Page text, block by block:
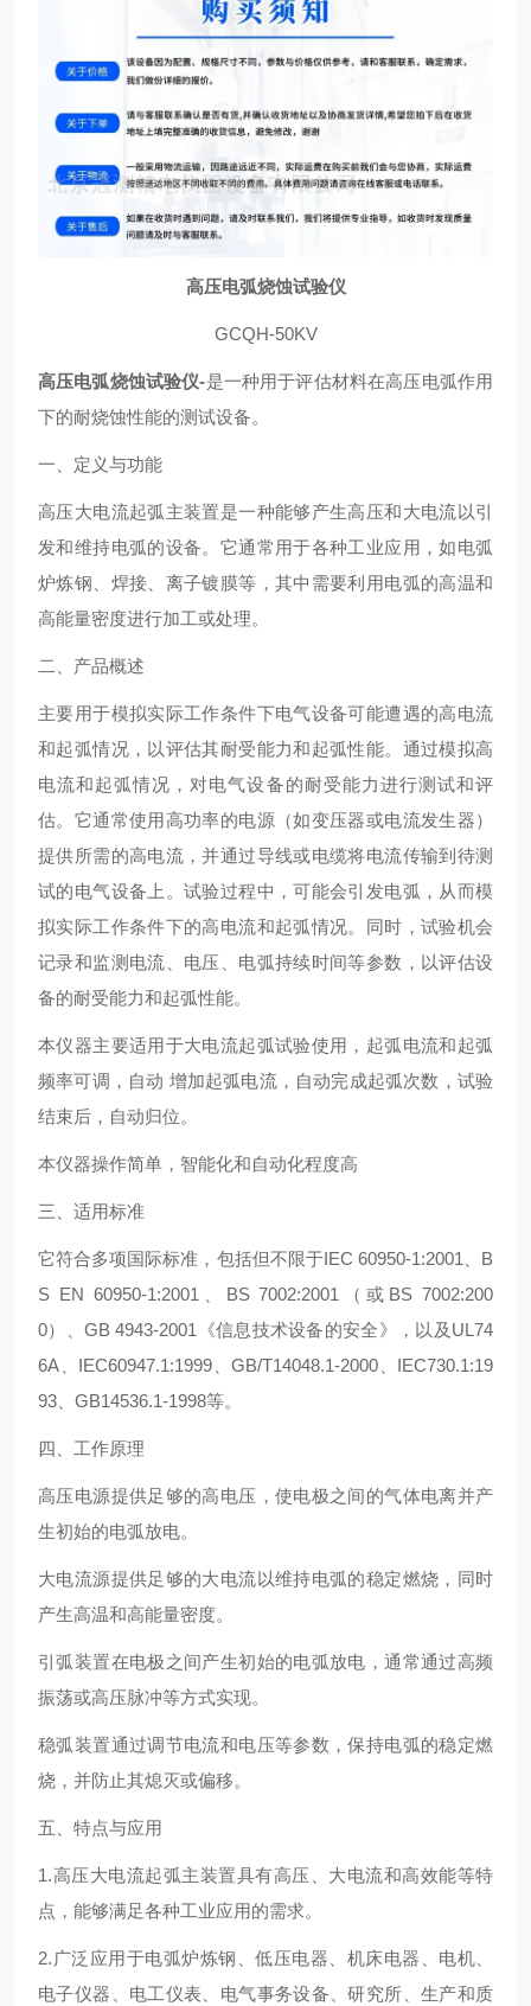
高压电弧烧蚀试验仪
GCQH-50KV
高压电弧烧蚀试验仪-是一种用于评估材料在高压电弧作用
下的耐烧蚀性能的测试设备。
一、定义与功能
高压大电流起弧主装置是一种能够产生高压和大电流以引
发和维持电弧的设备。它通常用于各种工业应用，如电弧
炉炼钢、焊接、离子镀膜等，其中需要利用电弧的高温和
高能量密度进行加工或处理。
二、产品概述
主要用于模拟实际工作条件下电气设备可能遭遇的高电流
和起弧情况，以评估其耐受能力和起弧性能。通过模拟高
电流和起弧情况，对电气设备的耐受能力进行测试和评
估。它通常使用高功率的电源（如变压器或电流发生器）
提供所需的高电流，并通过导线或电缆将电流传输到待测
试的电气设备上。试验过程中，可能会引发电弧，从而模
拟实际工作条件下的高电流和起弧情况。同时，试验机会
记录和监测电流、电压、电弧持续时间等参数，以评估设
备的耐受能力和起弧性能。
本仪器主要适用于大电流起弧试验使用，起弧电流和起弧
频率可调，自动 增加起弧电流，自动完成起弧次数，试验
结束后，自动归位。
本仪器操作简单，智能化和自动化程度高
三、适用标准
它符合多项国际标准，包括但不限于IEC 60950-1:2001、B
S EN 60950-1:2001、BS 7002:2001（或BS 7002:200
0）、GB 4943-2001《信息技术设备的安全》，以及UL74
6A、IEC60947.1:1999、GB/T14048.1-2000、IEC730.1:19
93、GB14536.1-1998等。
四、工作原理
高压电源提供足够的高电压，使电极之间的气体电离并产
生初始的电弧放电。
大电流源提供足够的大电流以维持电弧的稳定燃烧，同时
产生高温和高能量密度。
引弧装置在电极之间产生初始的电弧放电，通常通过高频
振荡或高压脉冲等方式实现。
稳弧装置通过调节电流和电压等参数，保持电弧的稳定燃
烧，并防止其熄灭或偏移。
五、特点与应用
1.高压大电流起弧主装置具有高压、大电流和高效能等特
点，能够满足各种工业应用的需求。
2.广泛应用于电弧炉炼钢、低压电器、机床电器、电机、
电子仪器、电工仪表、电气事务设备、研究所、生产和质